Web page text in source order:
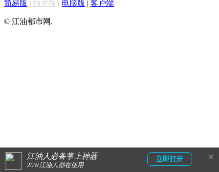
江油人必备掌上神器
20W江油人都在使用
立即打开 ×
简易版 | 触屏版 | 电脑版 | 客户端
© 江油都市网.